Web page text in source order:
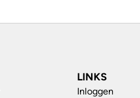
LINKS
Inloggen